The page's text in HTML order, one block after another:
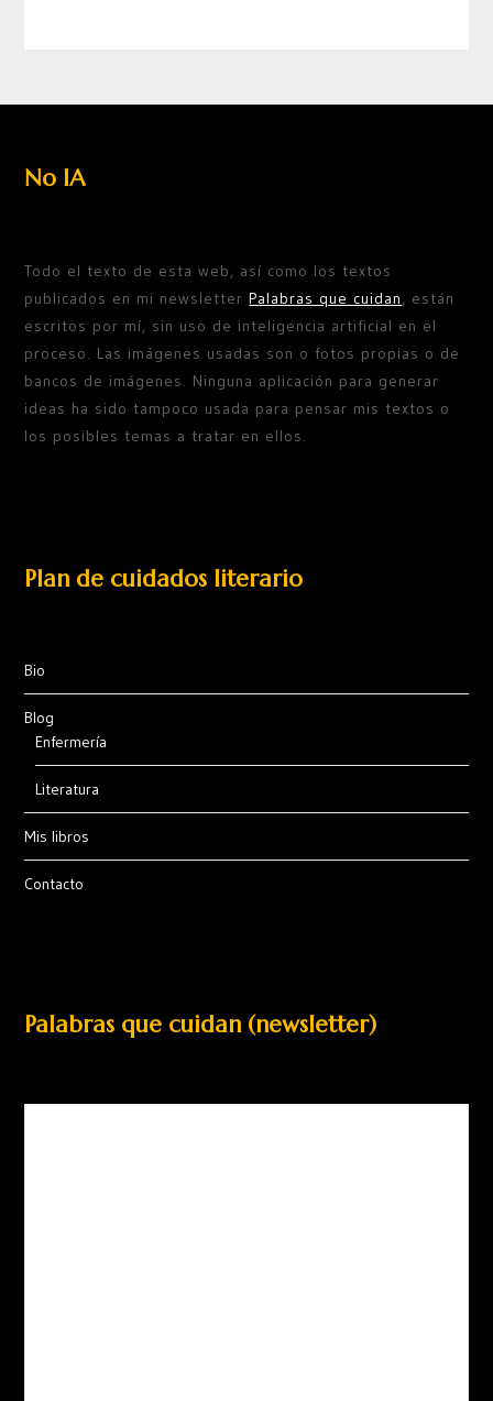
No IA
Todo el texto de esta web, así como los textos
publicados en mi newsletterPalabras que cuidan, están
escritos por mí, sin uso de inteligencia artificial en el
proceso. Las imágenes usadas son o fotos propias o de
bancos de imágenes. Ninguna aplicación para generar
ideas ha sido tampoco usada para pensar mis textos o
los posibles temas a tratar en ellos.
Plan de cuidados literario
Bio
Blog
Enfermería
Literatura
Mis libros
Contacto
Palabras que cuidan (newsletter)